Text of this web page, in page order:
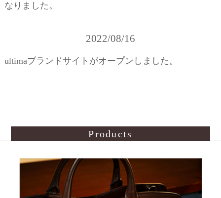
なりました。
2022/08/16
ultimaブランドサイトがオープンしました。
Products